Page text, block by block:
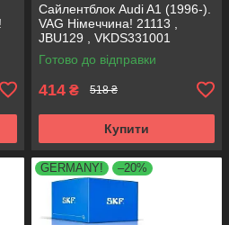
Сайлентблок Audi A1 (1996-).
VAG Німеччина! 21113 ,
JBU129 , VKDS331001
Готово до відправки
414 ₴ 518 ₴
Купити
GERMANY! –20%